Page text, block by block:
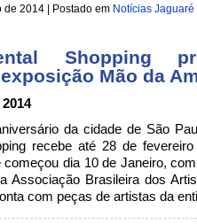
de 2014 | Postado em Notícias Jaguaré
Shopping
Mão da
da cidade de São
recebe até 28 de
dia 10 de Janeiro,
Associação Brasileira dos
com peças de artistas da